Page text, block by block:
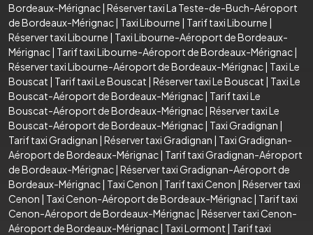
Bordeaux-Mérignac| Réserver taxi La Teste-de-Buch-Aéroport
de Bordeaux-Mérignac| Taxi Libourne | Tarif taxi Libourne |
Réserver taxi Libourne | Taxi Libourne-Aéroport de Bordeaux-
Mérignac| Tarif taxi Libourne-Aéroport de Bordeaux-Mérignac|
Réserver taxi Libourne-Aéroport de Bordeaux-Mérignac| Taxi Le
Bouscat | Tarif taxi Le Bouscat | Réserver taxi Le Bouscat | Taxi Le
Bouscat-Aéroport de Bordeaux-Mérignac| Tarif taxi Le
Bouscat-Aéroport de Bordeaux-Mérignac| Réserver taxi Le
Bouscat-Aéroport de Bordeaux-Mérignac| Taxi Gradignan |
Tarif taxi Gradignan | Réserver taxi Gradignan | Taxi Gradignan-
Aéroport de Bordeaux-Mérignac| Tarif taxi Gradignan-Aéroport
de Bordeaux-Mérignac| Réserver taxi Gradignan-Aéroport de
Bordeaux-Mérignac| Taxi Cenon | Tarif taxi Cenon | Réserver taxi
Cenon | Taxi Cenon-Aéroport de Bordeaux-Mérignac| Tarif taxi
Cenon-Aéroport de Bordeaux-Mérignac| Réserver taxi Cenon-
Aéroport de Bordeaux-Mérignac| Taxi Lormont | Tarif taxi